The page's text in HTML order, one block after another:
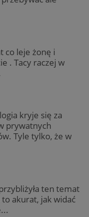
co leje żonę i
. Tacy raczej w
kryje się za
prywatnych
Tyle tylko, że w
ten temat
to akurat, jak widać